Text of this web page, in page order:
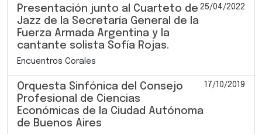
Presentación junto al Cuarteto de
Jazz de la Secretaría General de la
Fuerza Armada Argentina y la
cantante solista Sofía Rojas.
25/04/2022
Encuentros Corales
Orquesta Sinfónica del Consejo
Profesional de Ciencias
Económicas de la Ciudad Autónoma
de Buenos Aires
17/10/2019